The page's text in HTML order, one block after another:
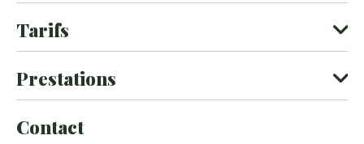
Ouvert toute l'année.
Tarifs
Type
Tarif
Menu adulte du jour
(midi en semaine)
Du mardi au vendredi
Prestations
Services
Contact